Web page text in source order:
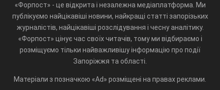
«Форпост» - це відкрита і незалежна медіаплатформа. Ми
публікуємо найцікавіші новини, найкращі статті запорізьких
журналістів, найцікавіші розслідування і чесну аналітику.
«Форпост» цінує час своїх читачів, тому ми відбираємо і
розміщуємо тільки найважливішу інформацію про події
Запоріжжя та області.
Матеріали з позначкою «Ad» розміщені на правах реклами.